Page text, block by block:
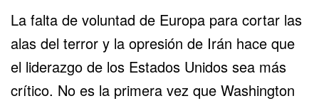
La falta de voluntad de Europa para cortar las
alas del terror y la opresión de Irán hace que
el liderazgo de los Estados Unidos sea más
crítico. No es la primera vez que Washington